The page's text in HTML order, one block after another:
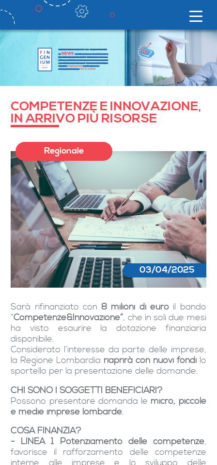
COMPETENZE E INNOVAZIONE,
IN ARRIVO PIÙ RISORSE
Regionale
03/04/2025
Sarà rifinanziato con8 milioni di euro il bando
“Competenze&Innovazione”, che in soli due mesi
ha visto esaurire la dotazione finanziaria
disponibile.
Considerato l’interesse da parte delle imprese,
la Regione Lombardia riaprirà con nuovi fondilo
sportello per la presentazione delle domande.
CHI SONO I SOGGETTI BENEFICIARI?
Possono presentare domanda le micro, piccole
e medie imprese lombarde.
COSA FINANZIA?
- LINEA 1 Potenziamento delle competenze,
favorisce il rafforzamento delle competenze